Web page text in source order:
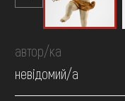
автор/ка
невідомий/а